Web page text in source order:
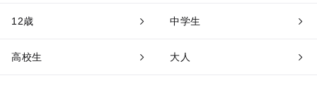
12歳 中学生
高校生 大人